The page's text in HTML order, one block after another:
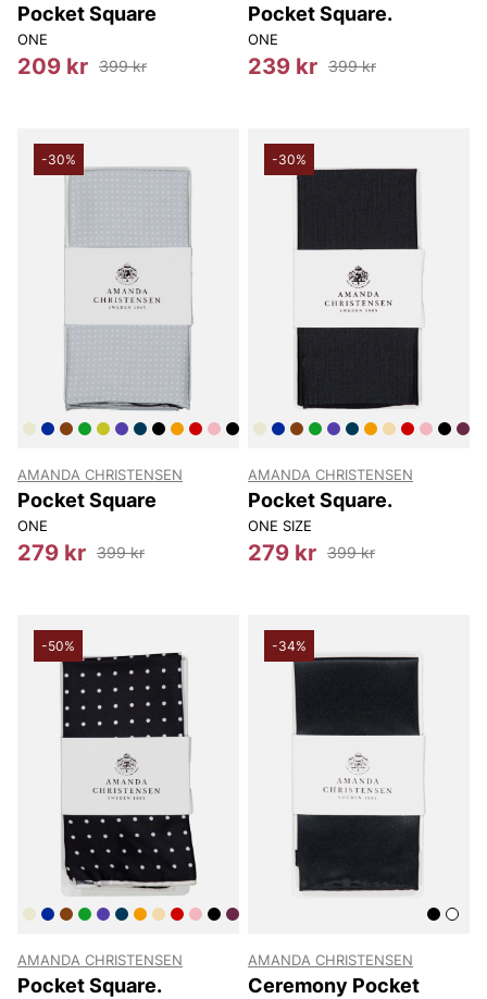
Pocket Square
ONE
209 kr 399 kr
Pocket Square.
ONE
239 kr 399 kr
-30%
AMANDA CHRISTENSEN
Pocket Square
ONE
279 kr 399 kr
-30%
AMANDA CHRISTENSEN
Pocket Square.
ONE SIZE
279 kr 399 kr
-50%
AMANDA CHRISTENSEN
Pocket Square.
-34%
AMANDA CHRISTENSEN
Ceremony Pocket